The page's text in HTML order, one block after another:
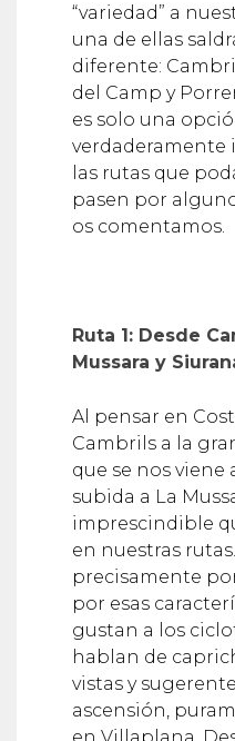
“variedad” a
una de ellas
diferente:
del Camp y
es solo una
verdaderamente
las rutas que
pasen por
os comentamos.
Ruta 1: Desde
Mussara y
Al pensar en
Cambrils a la
que se nos viene
subida a La
imprescindible
en nuestras
precisamente
por esas
gustan a los
hablan de
vistas y
ascensión,